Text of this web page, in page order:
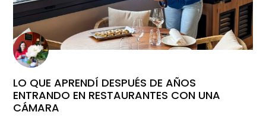
LO QUE APRENDÍ DESPUÉS DE AÑOS
ENTRANDO EN RESTAURANTES CON UNA
CÁMARA